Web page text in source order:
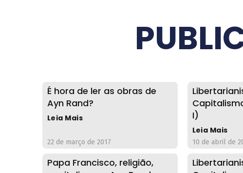
É hora de ler as obras de
Ayn Rand?
Leia Mais
22 de março de 2017
I)
Leia Mais
10 de abril de
Papa Francisco, religião,